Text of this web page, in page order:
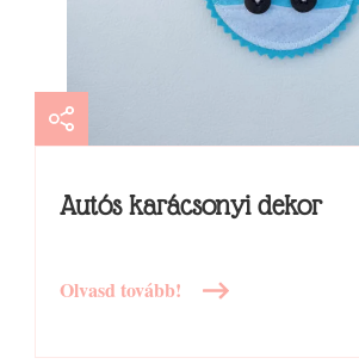
Autós karácsonyi dekor
Olvasd tovább!